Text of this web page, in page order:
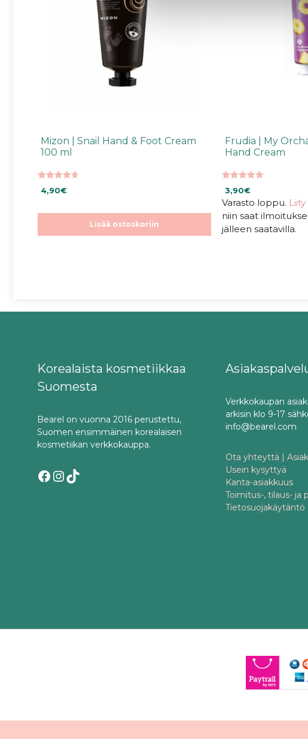
Mizon | Snail Hand & Foot Cream
100 ml
5:stä
4,90€
Lisää ostoskoriin
Frudia | My
Hand Cream
5:stä
3,90€
Varasto loppu.
niin saat
jälleen saatavilla.
Korealaista kosmetiikkaa
Suomesta
Bearel on vuonna 2016 perustettu,
Suomen ensimmäinen korealaisen
kosmetiikan verkkokauppa.
Facebook
Instagram
TikTok
Verkkokaupan
arkisin klo 9-17
info@bearel.com
Ota yhteyttä |
Usein kysyttyä
Kanta-asiakkuus
Toimitus-, tilaus- ja
Tietosuojakäytäntö